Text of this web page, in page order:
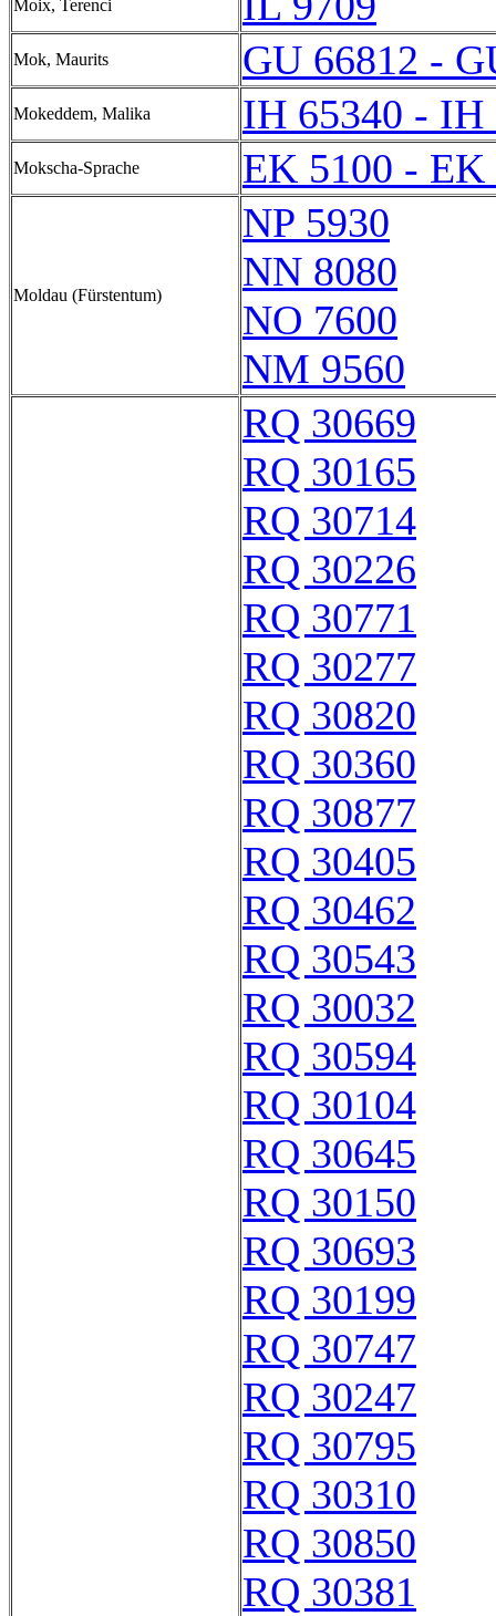
Moix, Terenci
Mok, Maurits GU 66812 -
Mokeddem, Malika IH 65340 - IH
Mokscha-Sprache EK 5100 - EK
Moldau (Fürstentum)
NP 5930
NN 8080
NO 7600
NM 9560
RQ 30669
RQ 30165
RQ 30714
RQ 30226
RQ 30771
RQ 30277
RQ 30820
RQ 30360
RQ 30877
RQ 30405
RQ 30462
RQ 30543
RQ 30032
RQ 30594
RQ 30104
RQ 30645
RQ 30150
RQ 30693
RQ 30199
RQ 30747
RQ 30247
RQ 30795
RQ 30310
RQ 30850
RQ 30381